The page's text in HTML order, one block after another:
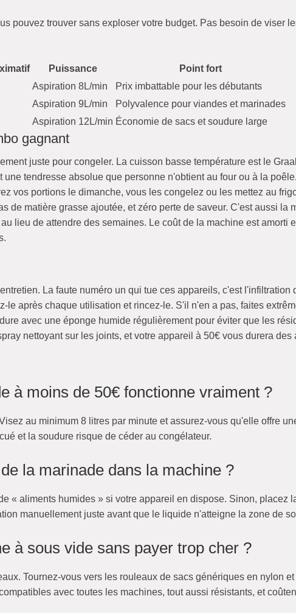
pouvez trouver sans exploser votre budget. Pas besoin de viser
Puissance
Point fort
Aspiration 8L/min
Prix imbattable pour les débutants
Aspiration 9L/min
Polyvalence pour viandes et marinades
Aspiration 12L/min Économie de sacs et soudure large
gagnant
juste pour congeler. La cuisson basse température est le
tendresse absolue que personne n'obtient au four ou à la
vos portions le dimanche, vous les congelez ou les mettez au
de matière grasse ajoutée, et zéro perte de saveur. C'est aussi la
lieu de attendre des semaines. Le coût de la machine est amorti
La faute numéro un qui tue ces appareils, c'est l'infiltration
le après chaque utilisation et rincez-le. S'il n'en a pas, faites
avec une éponge humide régulièrement pour éviter que les
nettoyant sur les joints, et votre appareil à 50€ vous durera des
à moins de 50€ fonctionne vraiment ?
au minimum 8 litres par minute et assurez-vous qu'elle offre
et la soudure risque de céder au congélateur.
la marinade dans la machine ?
« aliments humides » si votre appareil en dispose. Sinon, placez
manuellement juste avant que le liquide n'atteigne la zone de
à sous vide sans payer trop cher ?
Tournez-vous vers les rouleaux de sacs génériques en nylon
avec toutes les machines, tout aussi résistants, et